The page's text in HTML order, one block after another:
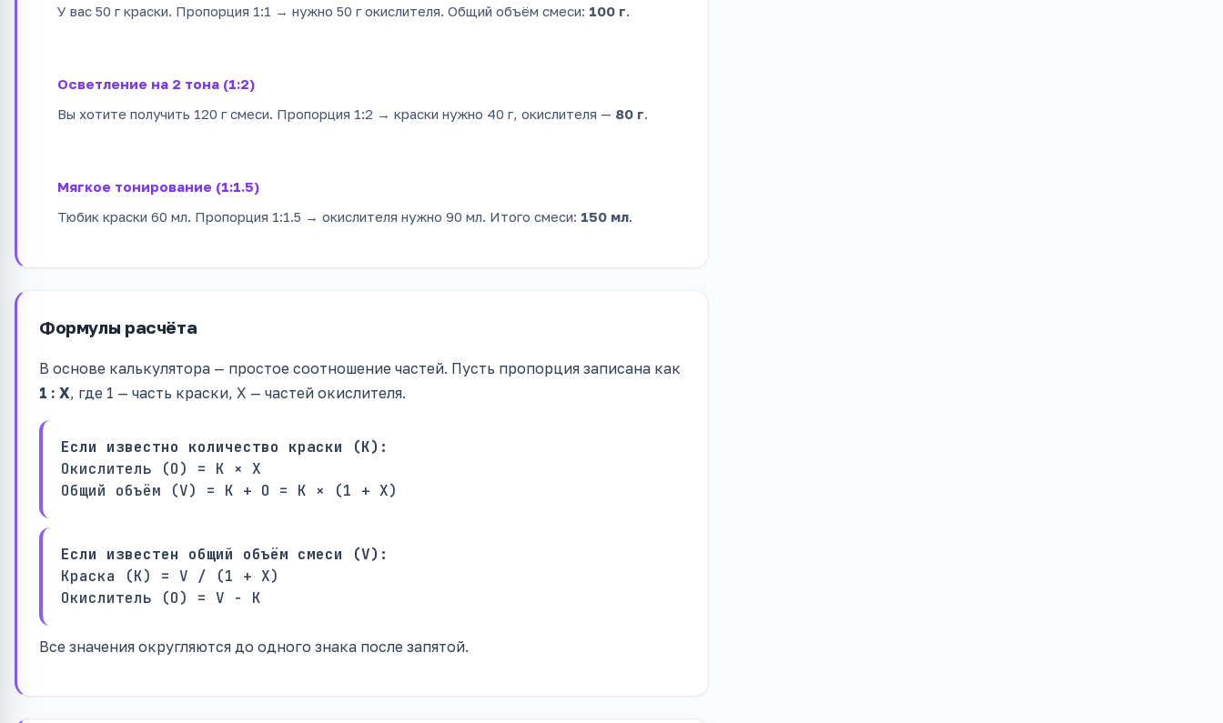
У вас 50 г краски. Пропорция 1:1 → нужно 50 г окислителя. Общий объём смеси: 100 г.
Осветление на 2 тона (1:2)
Вы хотите получить 120 г смеси. Пропорция 1:2 → краски нужно 40 г, окислителя — 80 г.
Мягкое тонирование (1:1.5)
Тюбик краски 60 мл. Пропорция 1:1.5 → окислителя нужно 90 мл. Итого смеси: 150 мл.
Формулы расчёта
В основе калькулятора — простое соотношение частей. Пусть пропорция записана как
1 : X, где 1 — часть краски, X — частей окислителя.
Если известно количество краски (К):
Окислитель (О) = К × X
Общий объём (V) = К + О = К × (1 + X)
Если известен общий объём смеси (V):
Краска (К) = V / (1 + X)
Окислитель (О) = V − К
Все значения округляются до одного знака после запятой.